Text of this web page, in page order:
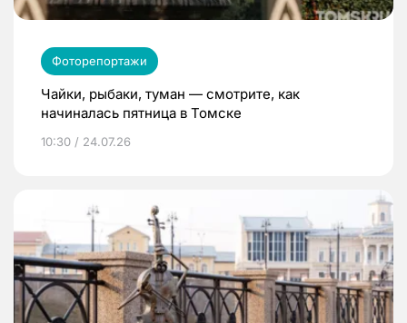
Фоторепортажи
Чайки, рыбаки, туман — смотрите, как
начиналась пятница в Томске
10:30 / 24.07.26